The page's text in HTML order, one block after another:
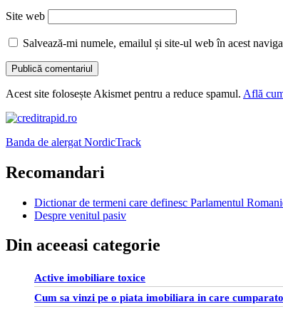
Site web
Salvează-mi numele, emailul și site-ul web în acest
Acest site folosește Akismet pentru a reduce spamul. Află
Banda de alergat NordicTrack
Recomandari
Dictionar de termeni care definesc Parlamentul
Despre venitul pasiv
Din aceeasi categorie
Active imobiliare toxice
Cum sa vinzi pe o piata imobiliara in care